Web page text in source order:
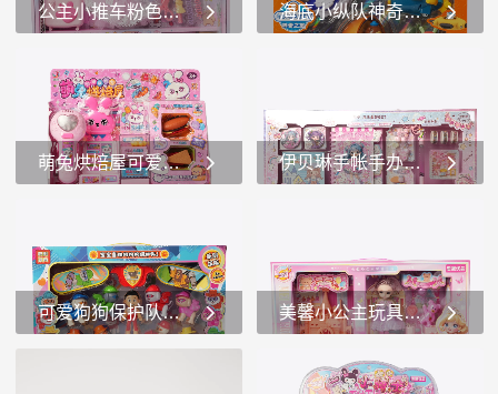
茄子、苹果等。每个水果都
和色彩。包装上有几只穿着
公主小推车粉色系公主玩具过家家礼盒儿童玩具
的儿童玩具套装。1.玩具套
装内容： -玩偶：套装中有
一个穿着粉色连衣裙的玩
偶，玩偶有着橙色的头发，
整体造型非常可爱，适合小
海底小纵队神奇之旅探险套装正版授权海底小纵队玩具
装（Octo-CrewPack）”，适
合3岁及以上儿童。1.主题和
角色： -该玩具套装...
萌兔烘焙屋可爱风萌兔玩具套装过家家益智玩具
以上的儿童。1.主题和设
计： -该玩具套装以可爱的
兔子为主题，整体设计风格
充满了粉色和可爱的元素，
伊贝琳手帐手办日记创意手帐必备
粉色为主色调，充满了少女
心。包装上有可爱的卡通人
物和各种装饰元素，如星
可爱狗狗保护队玩具儿童角色扮演玩具旺旺队 美馨小公主玩具套装，开启梦幻公主世界角色扮演
的玩具套装。1.玩具套装内